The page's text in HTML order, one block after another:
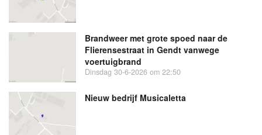
Brandweer met grote spoed naar de
Flierensestraat in Gendt vanwege
voertuigbrand
Dinsdag 30-6-2026 om 22:50
Nieuw bedrijf Musicaletta